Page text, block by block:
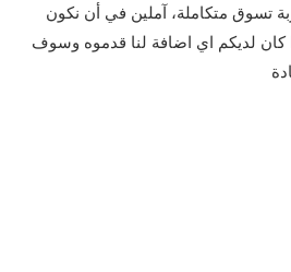
تسوق متكاملة، آملين في أن نكون
كان لديكم اي اضافة لنا قدموه وسوف